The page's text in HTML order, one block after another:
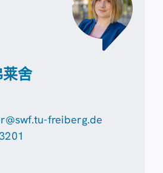
舍
freiberg.de